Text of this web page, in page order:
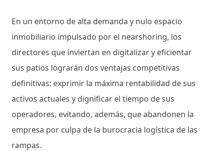
En un entorno de alta demanda y nulo espacio
inmobiliario impulsado por el nearshoring, los
directores que inviertan en digitalizar y eficientar
sus patios lograrán dos ventajas competitivas
definitivas: exprimir la máxima rentabilidad de sus
activos actuales y dignificar el tiempo de sus
operadores, evitando, además, que abandonen la
empresa por culpa de la burocracia logística de las
rampas.